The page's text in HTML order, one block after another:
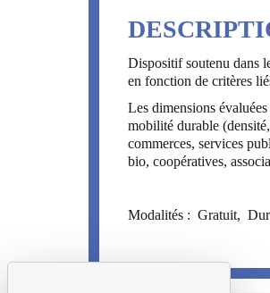
Dispositif soutenu dans
en fonction de critères
Les dimensions
mobilité durable
commerces, services
bio, coopératives,
Modalités : Gratuit,